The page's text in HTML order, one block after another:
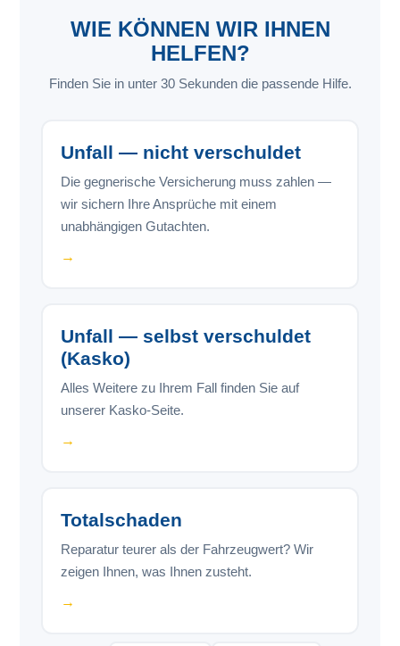
WIE KÖNNEN WIR IHNEN
HELFEN?
Finden Sie in unter 30 Sekunden die passende Hilfe.
Unfall — nicht verschuldet
Die gegnerische Versicherung muss zahlen —
wir sichern Ihre Ansprüche mit einem
unabhängigen Gutachten.
→
Unfall — selbst verschuldet
(Kasko)
Alles Weitere zu Ihrem Fall finden Sie auf
unserer Kasko-Seite.
→
Totalschaden
Reparatur teurer als der Fahrzeugwert? Wir
zeigen Ihnen, was Ihnen zusteht.
→